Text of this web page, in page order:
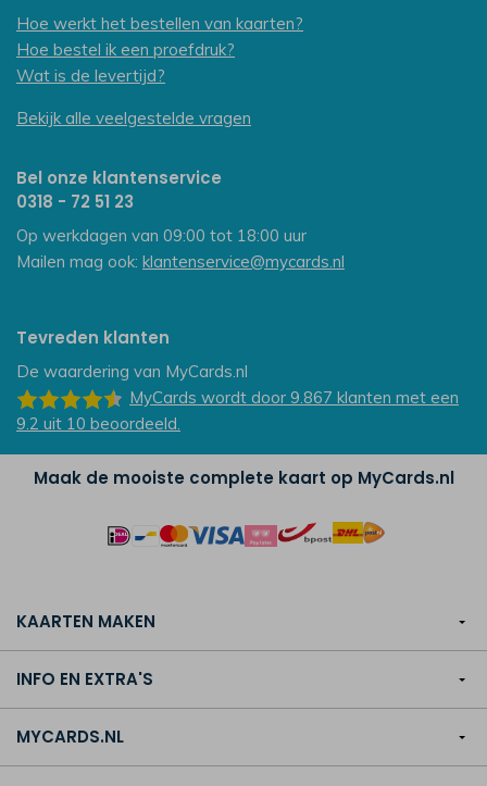
Hoe werkt het bestellen van kaarten?
Hoe bestel ik een proefdruk?
Wat is de levertijd?
Bekijk alle veelgestelde vragen
Bel onze klantenservice
0318 - 72 51 23
Op werkdagen van 09:00 tot 18:00 uur
Mailen mag ook: klantenservice@mycards.nl
Tevreden klanten
De waardering van MyCards.nl
MyCards wordt door 9.867 klanten met een
9.2 uit 10 beoordeeld.
Maak de mooiste complete kaart op MyCards.nl
KAARTEN MAKEN
INFO EN EXTRA'S
MYCARDS.NL